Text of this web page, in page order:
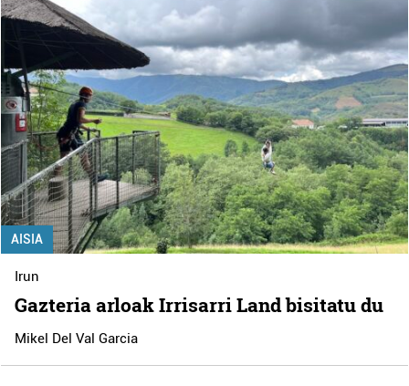
AISIA
Irun
Gazteria arloak Irrisarri Land bisitatu du
Mikel Del Val Garcia